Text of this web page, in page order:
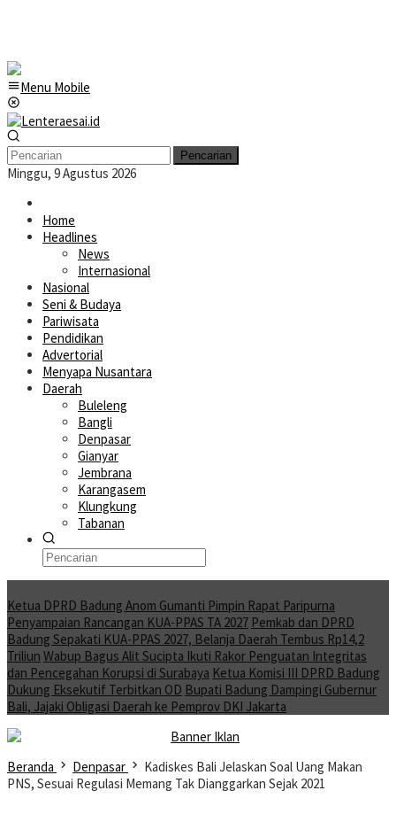
Menu Mobile
Pencarian
Minggu, 9 Agustus 2026
Home
Headlines
News
Internasional
Nasional
Seni & Budaya
Pariwisata
Pendidikan
Advertorial
Menyapa Nusantara
Daerah
Buleleng
Bangli
Denpasar
Gianyar
Jembrana
Karangasem
Klungkung
Tabanan
Ketua DPRD Badung Anom Gumanti Pimpin Rapat Paripurna
Penyampaian Rancangan KUA-PPAS TA 2027 Pemkab dan DPRD
Badung Sepakati KUA-PPAS 2027, Belanja Daerah Tembus Rp14,2
Triliun Wabup Bagus Alit Sucipta Ikuti Rakor Penguatan Integritas
dan Pencegahan Korupsi di Surabaya Ketua Komisi III DPRD Badung
Dukung Eksekutif Terbitkan OD Bupati Badung Dampingi Gubernur
Bali, Jajaki Obligasi Daerah ke Pemprov DKI Jakarta
Beranda Denpasar
Kadiskes Bali Jelaskan Soal Uang Makan
PNS, Sesuai Regulasi Memang Tak Dianggarkan Sejak 2021